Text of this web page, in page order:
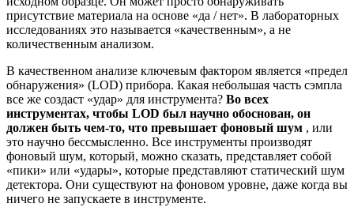
присутствие материала на основе «да / нет». В лабораторных
исследованиях это называется «качественным», а не
количественным анализом.
В качественном анализе ключевым фактором является «предел
обнаружения» (LOD) прибора. Какая небольшая часть сэмпла
все же создаст «удар» для инструмента? Во всех
инструментах, чтобы LOD был научно обоснован, он
должен быть чем-то, что превышает фоновый шум , или
это научно бессмысленно. Все инструменты производят
фоновый шум, который, можно сказать, представляет собой
«пики» или «удары», которые представляют статический шум
детектора. Они существуют на фоновом уровне, даже когда вы
ничего не запускаете в инструменте.